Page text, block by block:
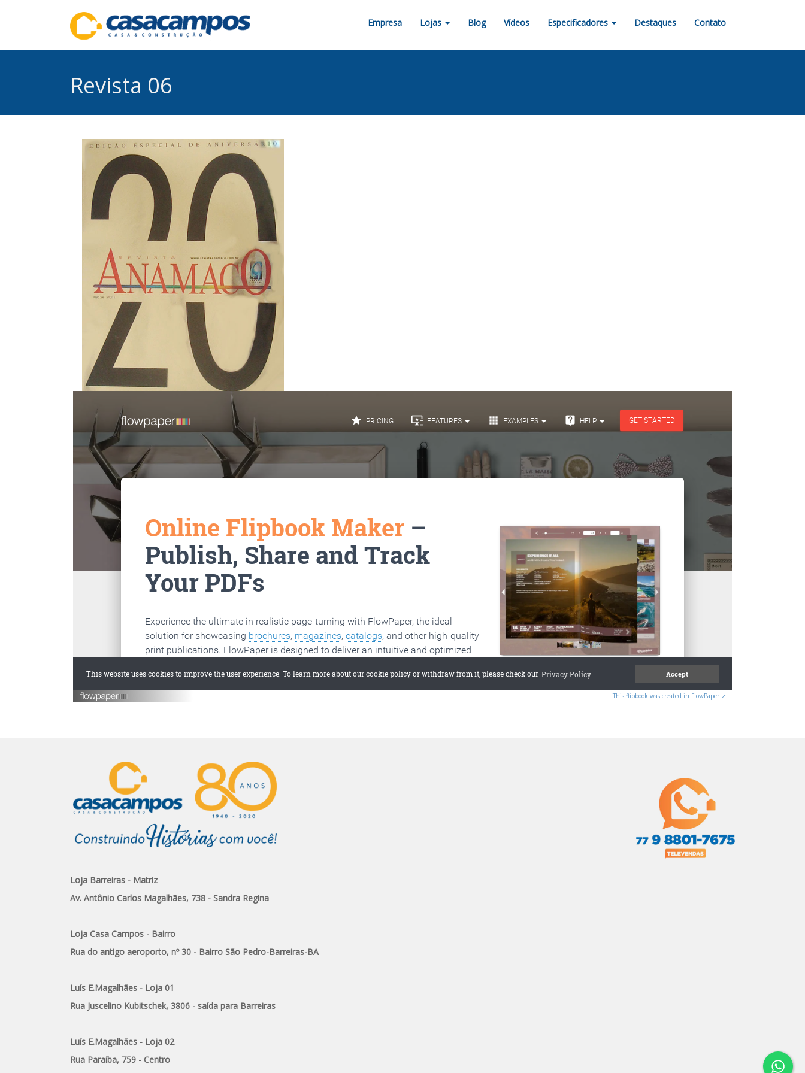
Empresa Lojas Blog Vídeos Especificadores Destaques Contato
Revista 06
This flipbook was created in FlowPaper ↗
Loja Barreiras - Matriz
Av. Antônio Carlos Magalhães, 738 - Sandra Regina
Loja Casa Campos - Bairro
Rua do antigo aeroporto, nº 30 - Bairro São Pedro-Barreiras-BA
Luís E.Magalhães - Loja 01
Rua Juscelino Kubitschek, 3806 - saída para Barreiras
Luís E.Magalhães - Loja 02
Rua Paraíba, 759 - Centro